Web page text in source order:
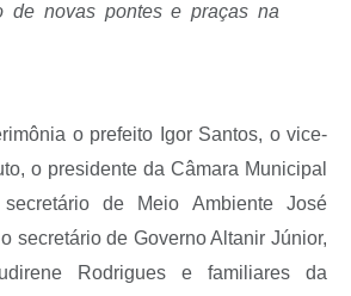
de novas pontes e praças na
o prefeito Igor Santos, o vice-
o presidente da Câmara Municipal
de Meio Ambiente José
secretário de Governo Altanir Júnior,
Rodrigues e familiares da